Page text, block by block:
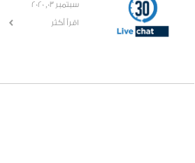
سبتمبر 03, 2020
اقرأ أكثر